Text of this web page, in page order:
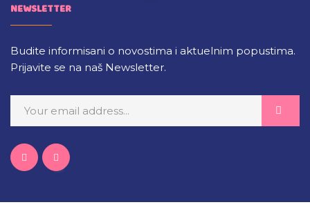
NEWSLETTER
Budite informisani o novostima i aktuelnim popustima.
Prijavite se na naš Newsletter.